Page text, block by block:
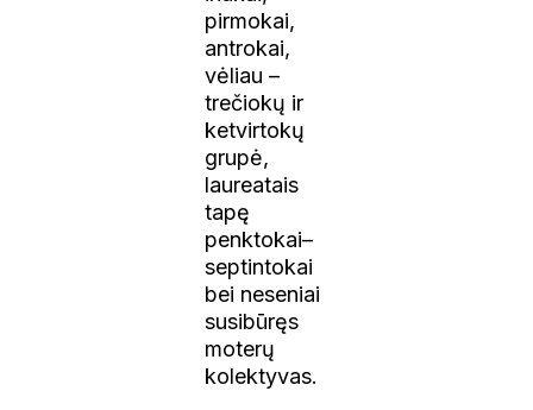
pirmokai,
antrokai,
vėliau –
trečiokų ir
ketvirtokų
grupė,
laureatais
tapę
penktokai–
septintokai
bei neseniai
susibūręs
moterų
kolektyvas.